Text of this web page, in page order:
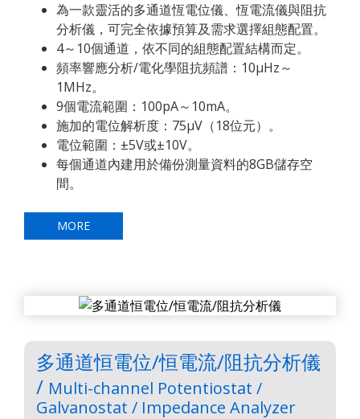
為一款靈活的多通道恆電位儀、恆電流儀與阻抗
分析儀，可完全依據預算及需求選擇組態配置。
4～10個通道，依不同的組態配置結構而定。
頻率響應分析/電化學阻抗頻譜：10μHz～
1MHz。
9個電流範圍：100pA～10mA。
施加的電位解析度：75μV（18位元）。
電位範圍：±5V或±10V。
每個通道內建用於備份測量資料的8GB儲存空
間。
MORE
多通道恒電位/恒電流/阻抗分析儀
/ Multi-channel Potentiostat /
Galvanostat / Impedance Analyzer